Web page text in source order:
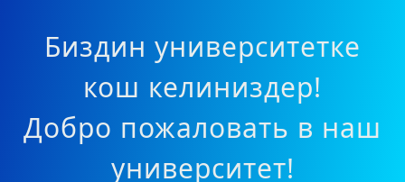
Биздин университетке
кош келиниздер!
Добро пожаловать в наш
университет!